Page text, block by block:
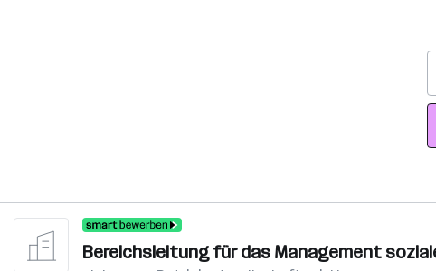
Bereichsleitung für das Management